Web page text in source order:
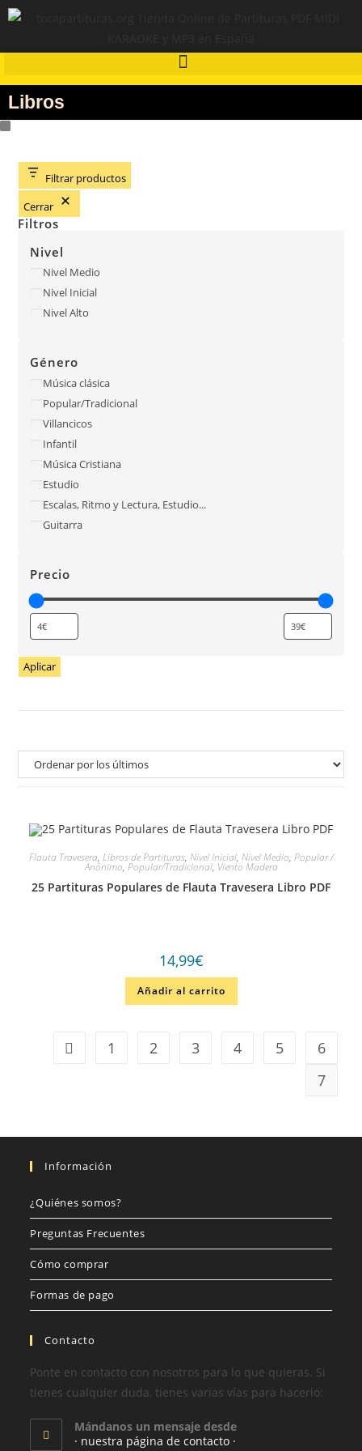
Libros
Filtrar productos
Cerrar
Filtros
Nivel
Nivel Medio
Nivel Inicial
Nivel Alto
Género
Música clásica
Popular/Tradicional
Villancicos
Infantil
Música Cristiana
Estudio
Escalas, Ritmo y Lectura, Estudio...
Guitarra
Precio
Aplicar
Flauta Travesera, Libros de Partituras, Nivel Inicial, Nivel Medio, Popular /
Anónimo, Popular/Tradicional, Viento Madera
25 Partituras Populares de Flauta Travesera Libro PDF
14,99€
Añadir al carrito
1 2 3 4 5
6
7
Información
¿Quiénes somos?
Preguntas Frecuentes
Cómo comprar
Formas de pago
Contacto
Ponte en contacto con nosotros para lo que quieras. Si
tienes cualquier duda, tienes varias vías para hacerlo:
Mándanos un mensaje desde
· nuestra página de contacto ·